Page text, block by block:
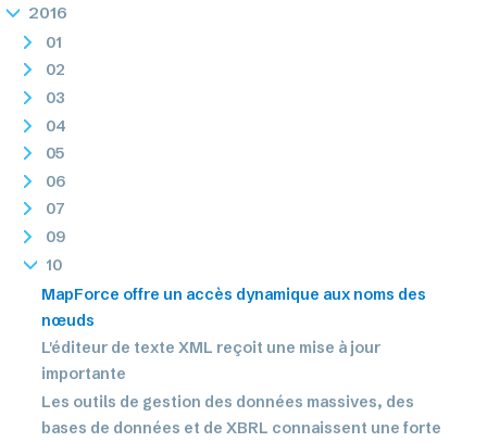
2016
01
02
03
04
05
06
07
09
10
MapForce offre un accès dynamique aux noms des
nœuds
L'éditeur de texte XML reçoit une mise à jour
importante
Les outils de gestion des données massives, des
bases de données et de XBRL connaissent une forte